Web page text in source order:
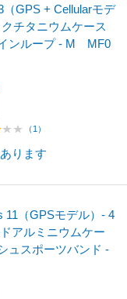
（GPS + Cellularモデ
チタニウムケース
ンループ - M MF0
（1）
ります
11（GPSモデル）- 4
アルミニウムケー
ュスポーツバンド -